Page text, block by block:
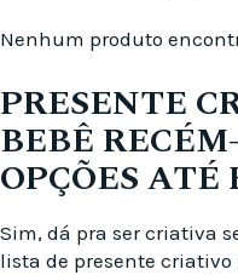
Nenhum produto
PRESENTE
BEBÊ
OPÇÕES ATÉ
Sim, dá pra ser criativa
lista de presente